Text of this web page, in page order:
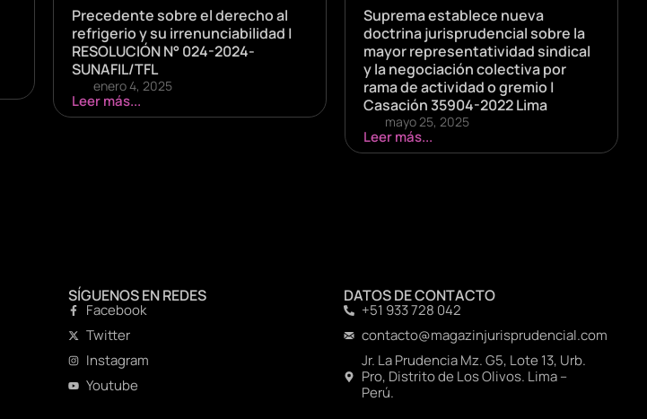
Precedente sobre el derecho al
refrigerio y su irrenunciabilidad |
RESOLUCIÓN N° 024-2024-
SUNAFIL/TFL
enero 4, 2025
Leer más...
Suprema establece nueva
doctrina jurisprudencial sobre la
mayor representatividad sindical
y la negociación colectiva por
rama de actividad o gremio |
Casación 35904-2022 Lima
mayo 25, 2025
Leer más...
SÍGUENOS EN REDES
Facebook
Twitter
Instagram
Youtube
DATOS DE CONTACTO
+51 933 728 042
contacto@magazinjurisprudencial.com
Jr. La Prudencia Mz. G5, Lote 13, Urb.
Pro, Distrito de Los Olivos. Lima –
Perú.